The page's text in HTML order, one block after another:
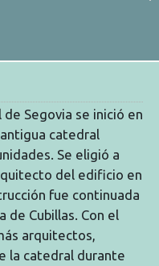
Segovia se inició en
catedral
Se eligió a
del edificio en
fue continuada
de Cubillas. Con el
arquitectos,
la catedral durante